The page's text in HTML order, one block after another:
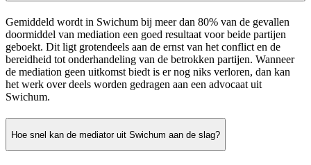
Gemiddeld wordt in Swichum bij meer dan 80% van de gevallen
doormiddel van mediation een goed resultaat voor beide partijen
geboekt. Dit ligt grotendeels aan de ernst van het conflict en de
bereidheid tot onderhandeling van de betrokken partijen. Wanneer
de mediation geen uitkomst biedt is er nog niks verloren, dan kan
het werk over deels worden gedragen aan een advocaat uit
Swichum.
Hoe snel kan de mediator uit Swichum aan de slag?